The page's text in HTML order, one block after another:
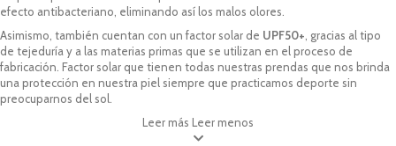
efecto antibacteriano, eliminando así los malos olores.
Asimismo, también cuentan con un factor solar de UPF50+ , gracias al tipo
de tejeduría y a las materias primas que se utilizan en el proceso de
fabricación. Factor solar que tienen todas nuestras prendas que nos brinda
una protección en nuestra piel siempre que practicamos deporte sin
preocuparnos del sol.
Leer más Leer menos